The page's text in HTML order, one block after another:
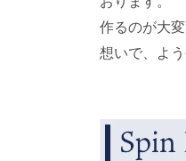
作るのが大
想いで、よ